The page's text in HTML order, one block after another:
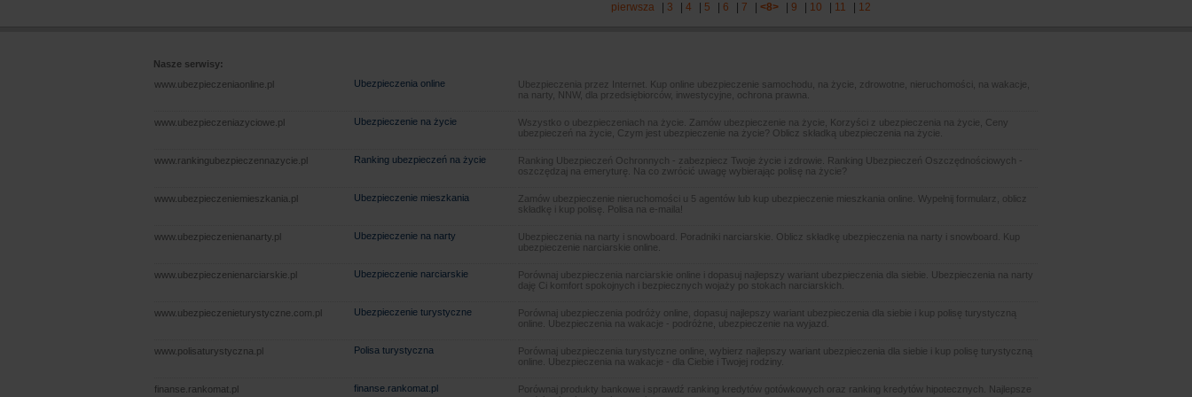
pierwsza 3 4 5 6 7 <8> 9 10 11 12
Nasze serwisy:
www.ubezpieczeniaonline.pl
Ubezpieczenia online
Ubezpieczenia przez Internet. Kup online ubezpieczenie samochodu, na życie, zdrowotne, nieruchomości, na wakacje,
na narty, NNW, dla przedsiębiorców, inwestycyjne, ochrona prawna.
www.ubezpieczeniazyciowe.pl Ubezpieczenie na życie
Wszystko o ubezpieczeniach na życie. Zamów ubezpieczenie na życie, Korzyści z ubezpieczenia na życie, Ceny
ubezpieczeń na życie, Czym jest ubezpieczenie na życie? Oblicz składką ubezpieczenia na życie.
www.rankingubezpieczennazycie.pl Ranking ubezpieczeń na życie
Ranking Ubezpieczeń Ochronnych - zabezpiecz Twoje życie i zdrowie. Ranking Ubezpieczeń Oszczędnościowych -
oszczędzaj na emeryturę. Na co zwrócić uwagę wybierając polisę na życie?
www.ubezpieczeniemieszkania.pl Ubezpieczenie mieszkania
Zamów ubezpieczenie nieruchomości u 5 agentów lub kup ubezpieczenie mieszkania online. Wypełnij formularz, oblicz
składkę i kup polisę. Polisa na e-maila!
www.ubezpieczenienanarty.pl Ubezpieczenie na narty
Ubezpieczenia na narty i snowboard. Poradniki narciarskie. Oblicz składkę ubezpieczenia na narty i snowboard. Kup
ubezpieczenie narciarskie online.
www.ubezpieczenienarciarskie.pl Ubezpieczenie narciarskie
Porównaj ubezpieczenia narciarskie online i dopasuj najlepszy wariant ubezpieczenia dla siebie. Ubezpieczenia na narty
daję Ci komfort spokojnych i bezpiecznych wojaży po stokach narciarskich.
www.ubezpieczenieturystyczne.com.pl Ubezpieczenie turystyczne
Porównaj ubezpieczenia podróży online, dopasuj najlepszy wariant ubezpieczenia dla siebie i kup polisę turystyczną
online. Ubezpieczenia na wakacje - podróżne, ubezpieczenie na wyjazd.
www.polisaturystyczna.pl Polisa turystyczna
Porównaj ubezpieczenia turystyczne online, wybierz najlepszy wariant ubezpieczenia dla siebie i kup polisę turystyczną
online. Ubezpieczenia na wakacje - dla Ciebie i Twojej rodziny.
finanse.rankomat.pl finanse.rankomat.pl
Porównaj produkty bankowe i sprawdź ranking kredytów gotówkowych oraz ranking kredytów hipotecznych. Najlepsze